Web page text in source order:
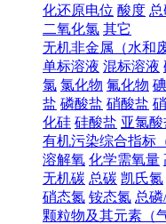
化还原电位 酸度
二氧化氯 其它
无机非金属（水和
单标溶液 混标溶液
氯 氯化物 氟化物
盐 磷酸盐 硝酸盐
化硅 硅酸盐 亚氯酸
有机污染综合指标
溶解氧 化学需氧量
无机碳 总碳 凯氏氮
硝态氮 铵态氮 总
颗粒物及其元素（